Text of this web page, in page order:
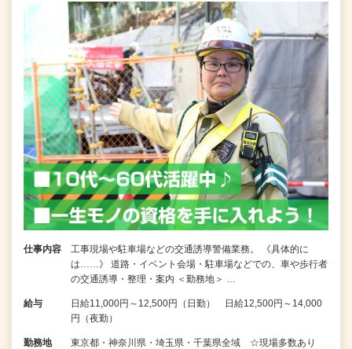
仕事内容
工事現場や駐車場などの交通誘導警備業務。 《具体的に
は……》 道路・イベント会場・駐車場などでの、車や歩行者
の交通誘導・整理・案内 ＜勤務地＞ …
給与
日給11,000円～12,500円（日勤） 日給12,500円～14,000
円（夜勤）
勤務地
東京都・神奈川県・埼玉県・千葉県全域 ☆現場多数あり